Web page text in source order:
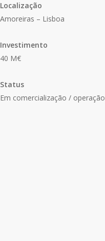
Localização
Amoreiras – Lisboa
Investimento
40 M€
Status
Em comercialização / operação
and
structure,
website is
used.